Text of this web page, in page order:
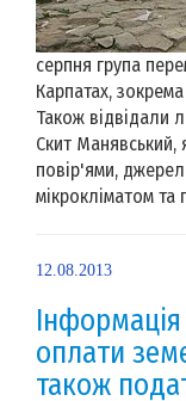
серпня група
Карпатах,
Також відвідали
Скит
повір'ями,
мікрокліматом
12.08.2013
оплати
також